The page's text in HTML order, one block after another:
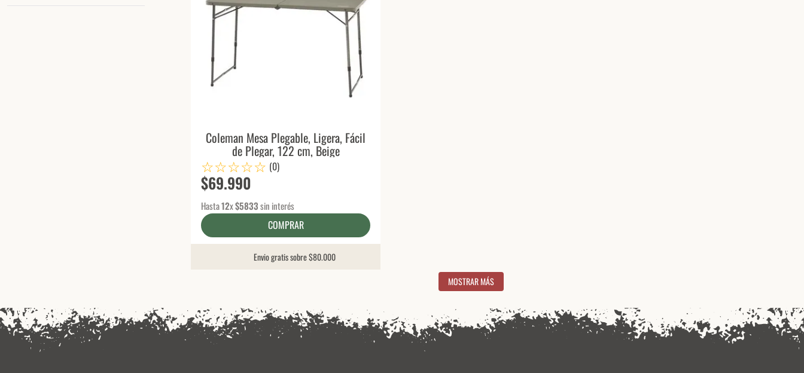
Coleman Mesa Plegable, Ligera, Fácil
de Plegar, 122 cm, Beige
☆☆☆☆☆ (0)
$69.990
Hasta12x$5833sin interés
COMPRAR
Envio gratis sobre $80.000
MOSTRAR MÁS